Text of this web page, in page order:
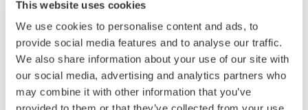
This website uses cookies
We use cookies to personalise content and ads, to
provide social media features and to analyse our traffic.
We also share information about your use of our site with
our social media, advertising and analytics partners who
may combine it with other information that you’ve
周波数帯域 ：DC～10MHz
連続最大入力範囲：150Arms
測定可能導体径
：φ20mm
ケーブル長
：センサーケーブル約 2m/ 電源ケーブル約
1m